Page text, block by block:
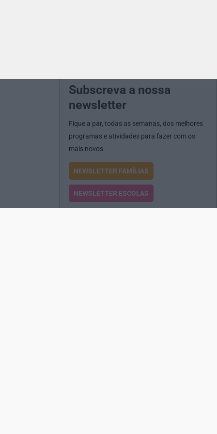
Subscreva a nossa
newsletter
Fique a par, todas as semanas, dos melhores
programas e atividades para fazer com os
mais novos
NEWSLETTER FAMÍLIAS
NEWSLETTER ESCOLAS